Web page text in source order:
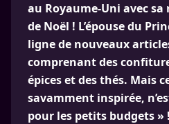
au Royaume-Uni avec
de Noël ! L’épouse du
ligne de nouveaux
comprenant des
épices et des thés. Mais
savamment inspirée,
pour les petits budgets » !